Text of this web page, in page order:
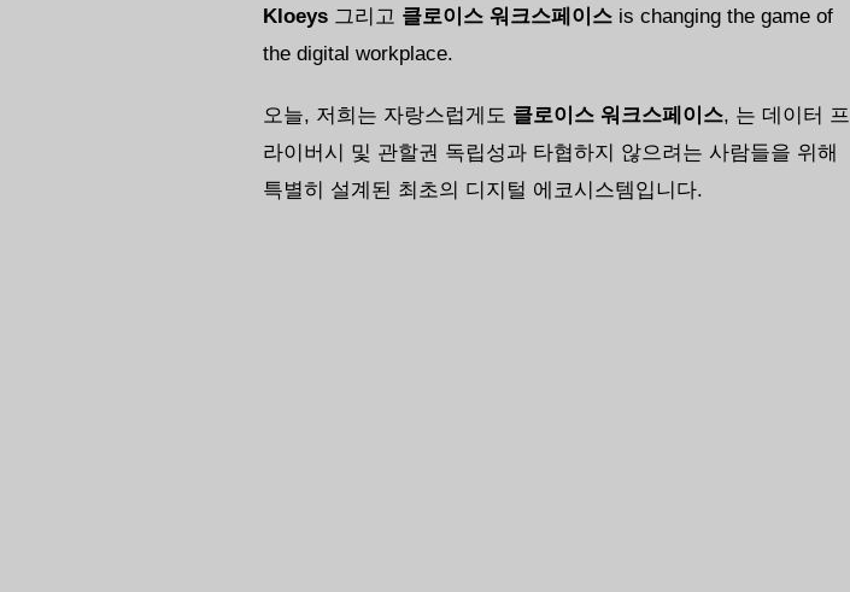
Kloeys 그리고 클로이스 워크스페이스is changing the game of
the digital workplace.
오늘, 저희는 자랑스럽게도 클로이스 워크스페이스, 는 데이터 프
라이버시 및 관할권 독립성과 타협하지 않으려는 사람들을 위해
특별히 설계된 최초의 디지털 에코시스템입니다.